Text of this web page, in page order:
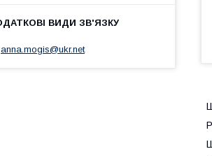
anna.mogis@ukr.net